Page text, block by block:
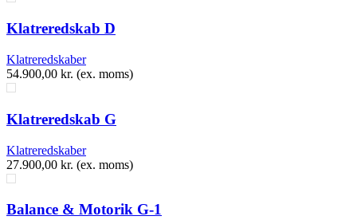
Klatreredskab D
Klatreredskaber
54.900,00 kr. (ex. moms)
Klatreredskab G
Klatreredskaber
27.900,00 kr. (ex. moms)
Balance & Motorik G-1